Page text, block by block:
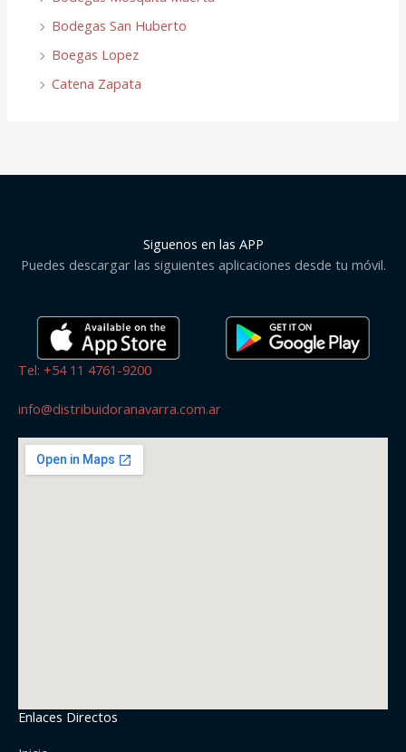
Bodegas San Huberto
Boegas Lopez
Catena Zapata
Siguenos en las APP
Puedes descargar las siguientes aplicaciones desde tu móvil.
Tel: +54 11 4761-9200
info@distribuidoranavarra.com.ar
Enlaces Directos